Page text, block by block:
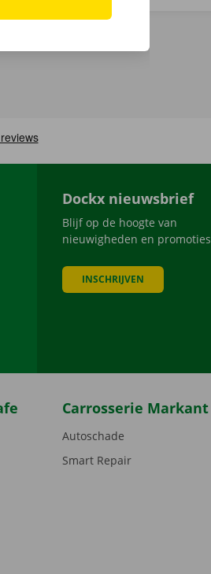
Dockx nieuwsbrief
Blijf op de hoogte van
nieuwigheden en promoties
INSCHRIJVEN
Carrosserie Markant
Autoschade
Smart Repair